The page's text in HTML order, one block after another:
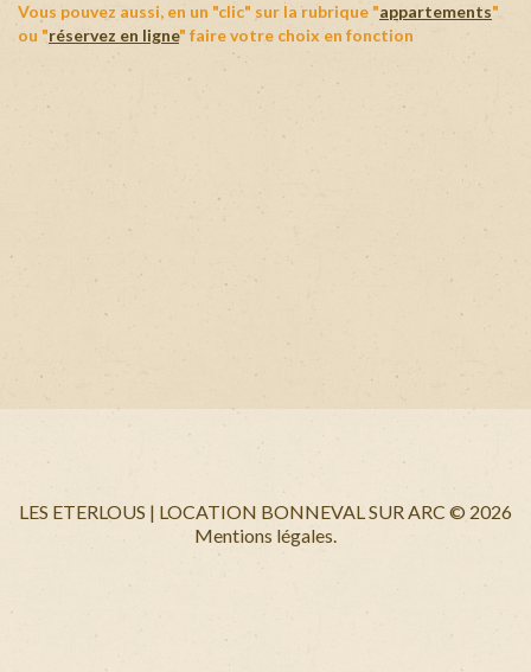
Vous pouvez aussi, en un "clic" sur la rubrique "appartements"
ou "réservez en ligne" faire votre choix en fonction
LES ETERLOUS | LOCATION BONNEVAL SUR ARC © 2026
Mentions légales.